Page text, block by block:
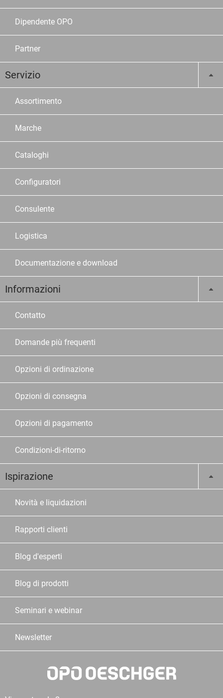
Dipendente OPO
Partner
Servizio
Assortimento
Marche
Cataloghi
Configuratori
Consulente
Logistica
Documentazione e download
Informazioni
Contatto
Domande più frequenti
Opzioni di ordinazione
Opzioni di consegna
Opzioni di pagamento
Condizioni-di-ritorno
Ispirazione
Novità e liquidazioni
Rapporti clienti
Blog d'esperti
Blog di prodotti
Seminari e webinar
Newsletter